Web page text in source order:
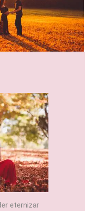
eternizar